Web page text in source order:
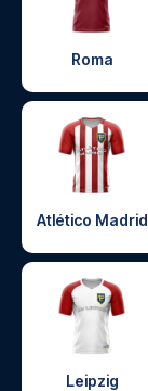
Roma
Atlético Madrid
Leipzig